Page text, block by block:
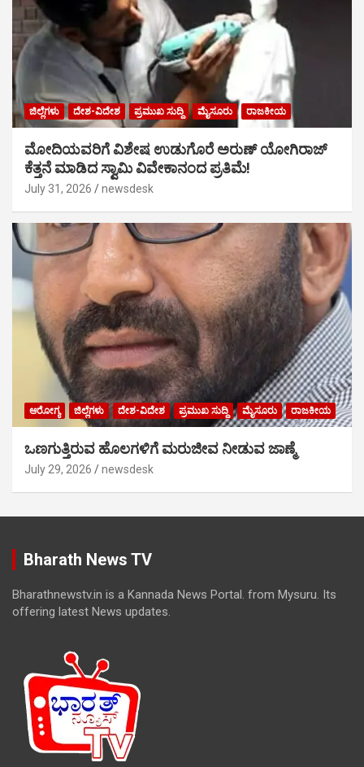
ಜಿಲ್ಲೆಗಳು ದೇಶ-ವಿದೇಶ ಪ್ರಮುಖ ಸುದ್ದಿ ಮೈಸೂರು ರಾಜಕೀಯ
ಮೋದಿಯವರಿಗೆ ವಿಶೇಷ ಉಡುಗೊರೆ ಅರುಣ್ ಯೋಗಿರಾಜ್
ಕೆತ್ತನೆ ಮಾಡಿದ ಸ್ವಾಮಿ ವಿವೇಕಾನಂದ ಪ್ರತಿಮೆ!
July 31, 2026 newsdesk
ಆರೋಗ್ಯ ಜಿಲ್ಲೆಗಳು ದೇಶ-ವಿದೇಶ ಪ್ರಮುಖ ಸುದ್ದಿ ಮೈಸೂರು ರಾಜಕೀಯ
ಒಣಗುತ್ತಿರುವ ಹೊಲಗಳಿಗೆ ಮರುಜೀವ ನೀಡುವ ಜಾಣ್ಮೆ
July 29, 2026 newsdesk
Bharath News TV
Bharathnewstv.in is a Kannada News Portal. from Mysuru. Its
offering latest News updates.